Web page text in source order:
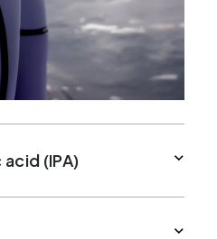
(IPA)